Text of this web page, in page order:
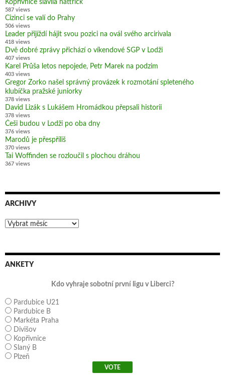
Kopřivnice slavila hattrick
587 views
Cizinci se valí do Prahy
506 views
Leader přijíždí hájit svou pozici na ovál svého arcirivala
418 views
Dvě dobré zprávy přichází o víkendové SGP v Lodži
407 views
Karel Průša letos nepojede, Petr Marek na podzim
403 views
Gregor Zorko našel správný provázek k rozmotání spleteného
klubíčka pražské juniorky
378 views
David Lizák s Lukášem Hromádkou přepsali historii
378 views
Češi budou v Lodži po oba dny
376 views
Marodů je přespříliš
370 views
Tai Woffinden se rozloučil s plochou dráhou
367 views
ARCHIVY
Archivy
ANKETY
Kdo vyhraje sobotní první ligu v Liberci?
Pardubice U21
Pardubice B
Markéta Praha
Divišov
Kopřivnice
Slaný B
Plzeň